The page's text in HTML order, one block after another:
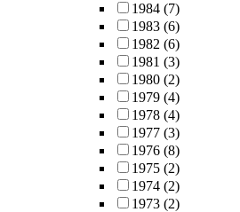
1984 (7)
1983 (6)
1982 (6)
1981 (3)
1980 (2)
1979 (4)
1978 (4)
1977 (3)
1976 (8)
1975 (2)
1974 (2)
1973 (2)